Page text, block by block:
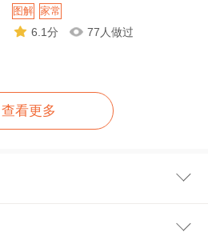
图解 家常
6.1分 77人做过
查看更多